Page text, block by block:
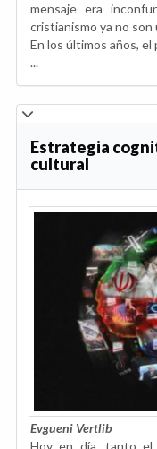
mensaje era
cristianismo ya no
En los últimos años, el
...
Estrategia
cultural
Evgueni Vertlib
Hoy en día, tanto el